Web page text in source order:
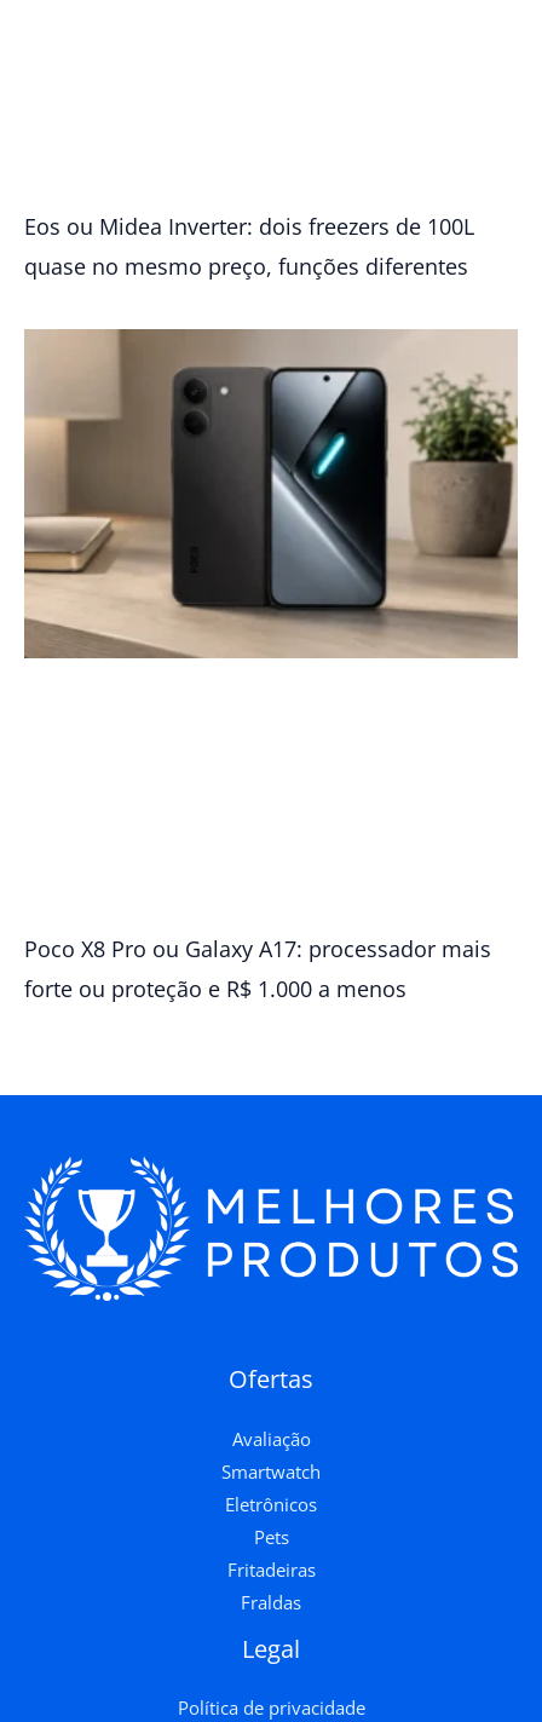
Eos ou Midea Inverter: dois freezers de 100L
quase no mesmo preço, funções diferentes
Poco X8 Pro ou Galaxy A17: processador mais
forte ou proteção e R$ 1.000 a menos
Ofertas
Avaliação
Smartwatch
Eletrônicos
Pets
Fritadeiras
Fraldas
Legal
Política de privacidade